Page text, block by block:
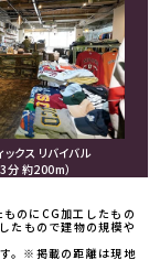
ックス リバイバル
3分 約200m）
のにCG加工したもの
たもので建物の規模や
。※掲載の距離は現地